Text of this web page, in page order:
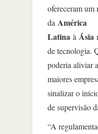
ofereceram um
da América
Latina à Ásia
de tecnologia.
poderia aliviar
maiores
sinalizar o
de supervisão
“A